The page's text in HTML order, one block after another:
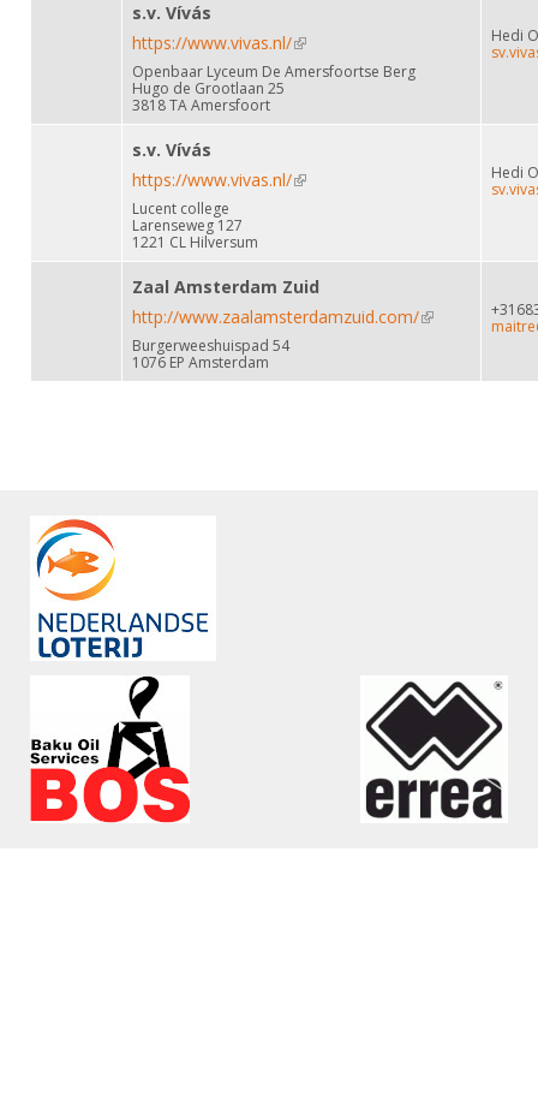
s.v. Vívás
https://www.vivas.nl/(link is external)
Openbaar Lyceum De Amersfoortse Berg
Hugo de Grootlaan 25
3818 TA Amersfoort
Hedi
s.v. Vívás
https://www.vivas.nl/(link is external)
Lucent college
Larenseweg 127
1221 CL Hilversum
Hedi
Zaal Amsterdam Zuid
http://www.zaalamsterdamzuid.com/(link is
Burgerweeshuispad 54
1076 EP Amsterdam